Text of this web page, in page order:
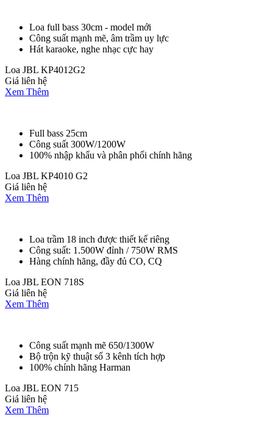
Loa full bass 30cm - model mới
Công suất mạnh mẽ, âm trầm uy lực
Hát karaoke, nghe nhạc cực hay
Loa JBL KP4012G2
Giá liên hệ
Xem Thêm
Full bass 25cm
Công suất 300W/1200W
100% nhập khẩu và phân phối chính hãng
Loa JBL KP4010 G2
Giá liên hệ
Xem Thêm
Loa trầm 18 inch được thiết kế riêng
Công suất: 1.500W đỉnh / 750W RMS
Hàng chính hãng, đầy đủ CO, CQ
Loa JBL EON 718S
Giá liên hệ
Xem Thêm
Công suất mạnh mẽ 650/1300W
Bộ trộn kỹ thuật số 3 kênh tích hợp
100% chính hãng Harman
Loa JBL EON 715
Giá liên hệ
Xem Thêm